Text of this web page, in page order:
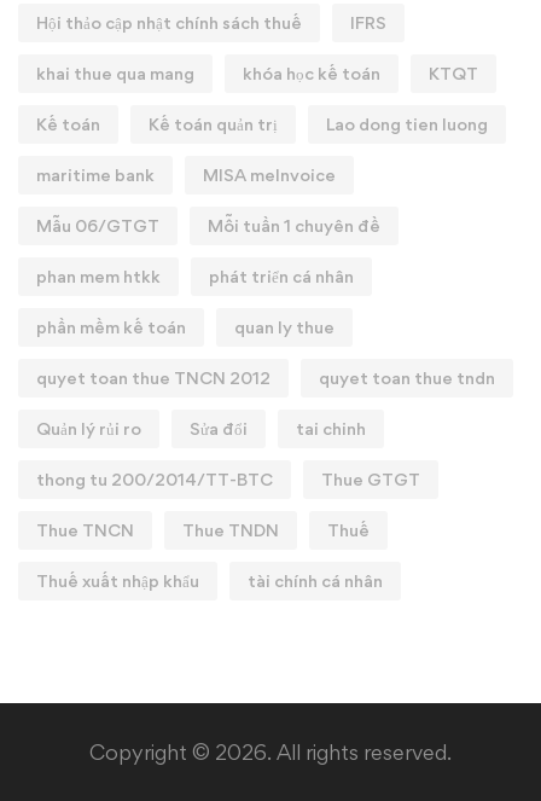
Hội thảo cập nhật chính sách thuế IFRS
khai thue qua mang khóa học kế toán KTQT
Kế toán Kế toán quản trị Lao dong tien luong
maritime bank MISA meInvoice
Mẫu 06/GTGT Mỗi tuần 1 chuyên đề
phan mem htkk phát triển cá nhân
phần mềm kế toán quan ly thue
quyet toan thue TNCN 2012 quyet toan thue tndn
Quản lý rủi ro Sửa đổi tai chinh
thong tu 200/2014/TT-BTC Thue GTGT
Thue TNCN Thue TNDN Thuế
Thuế xuất nhập khẩu tài chính cá nhân
Copyright © 2026. All rights reserved.